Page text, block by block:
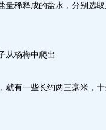
稀释成的盐水，分别选取
杨梅中爬出
有一些长约两三毫米，十